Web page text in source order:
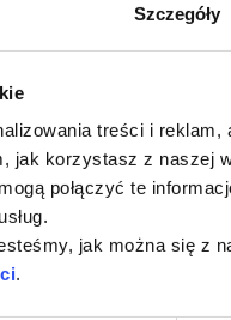
Szczegóły
treści i reklam,
jak korzystasz z naszej
połączyć te
jak można się z
.